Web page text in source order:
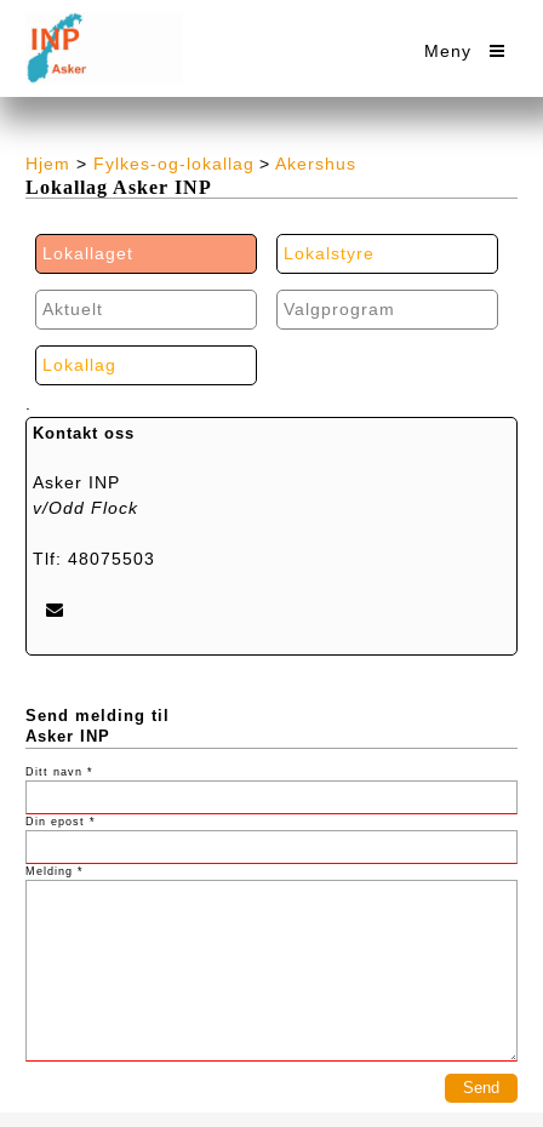
Meny
Hjem > Fylkes-og-lokallag >Akershus
Lokallag Asker INP
Lokallaget Lokalstyre
Aktuelt Valgprogram
Lokallag
Kontakt oss
Asker INP
v/Odd Flock
Tlf: 48075503
Send melding til
Asker INP
Ditt navn *
Din epost *
Melding *